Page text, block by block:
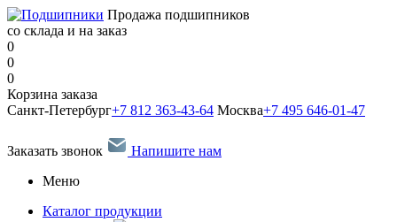
Продажа подшипников
со склада и на заказ
0
0
0
Корзина заказа
Санкт-Петербург+7 812 363-43-64 Москва+7 495 646-01-47
Заказать звонок
Напишите нам
Меню
Каталог продукции